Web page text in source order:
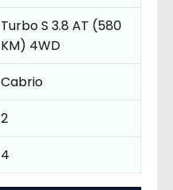
Turbo S 3.8 AT (580
KM) 4WD
Cabrio
2
4